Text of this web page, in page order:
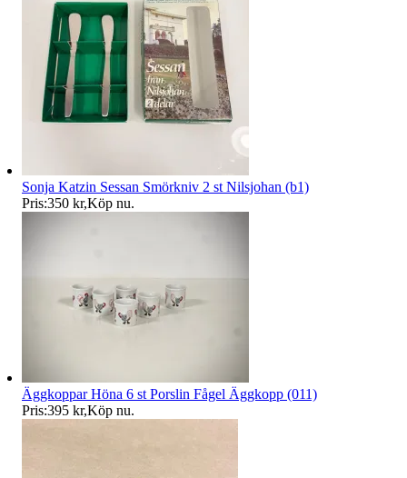
Sonja Katzin Sessan Smörkniv 2 st Nilsjohan (b1)
Pris:350 kr,Köp nu.
Äggkoppar Höna 6 st Porslin Fågel Äggkopp (011)
Pris:395 kr,Köp nu.